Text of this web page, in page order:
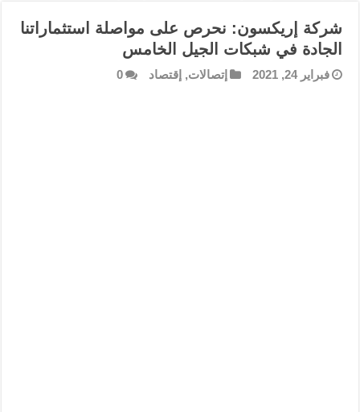
شركة إريكسون: نحرص على مواصلة استثماراتنا
الجادة في شبكات الجيل الخامس
فبراير 24, 2021 إتصالات, إقتصاد 0